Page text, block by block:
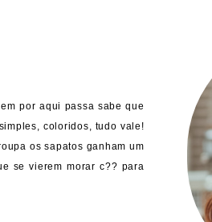
por aqui passa sabe que
coloridos, tudo vale!
os sapatos ganham um
se vierem morar c?? para